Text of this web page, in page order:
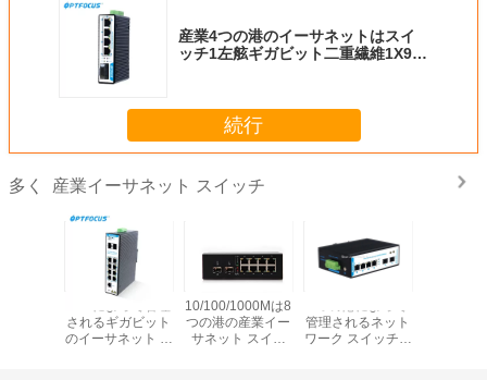
産業4つの港のイーサネットはスイ
ッチ1左舷ギガビット二重繊維1X9光
続行
多く 産業イーサネット スイッチ
されるギガビット
のイーサネット ス
10/100/1000Mは8
つの港の産業イー
サネット スイッ
管理されるネット
ワーク スイッチの